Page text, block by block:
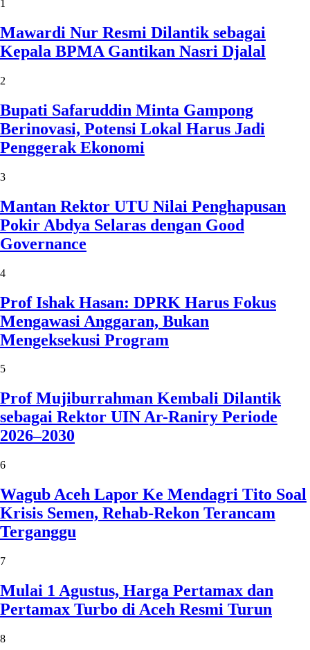
1
Mawardi Nur Resmi Dilantik sebagai
Kepala BPMA Gantikan Nasri Djalal
2
Bupati Safaruddin Minta Gampong
Berinovasi, Potensi Lokal Harus Jadi
Penggerak Ekonomi
3
Mantan Rektor UTU Nilai Penghapusan
Pokir Abdya Selaras dengan Good
Governance
4
Prof Ishak Hasan: DPRK Harus Fokus
Mengawasi Anggaran, Bukan
Mengeksekusi Program
5
Prof Mujiburrahman Kembali Dilantik
sebagai Rektor UIN Ar-Raniry Periode
2026–2030
6
Wagub Aceh Lapor Ke Mendagri Tito Soal
Krisis Semen, Rehab-Rekon Terancam
Terganggu
7
Mulai 1 Agustus, Harga Pertamax dan
Pertamax Turbo di Aceh Resmi Turun
8